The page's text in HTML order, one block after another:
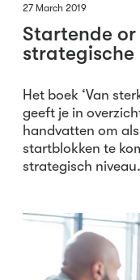
27 March 2019
Startende
strategische
Het boek ‘Van
geeft je in
handvatten om
startblokken te
strategisch niveau.